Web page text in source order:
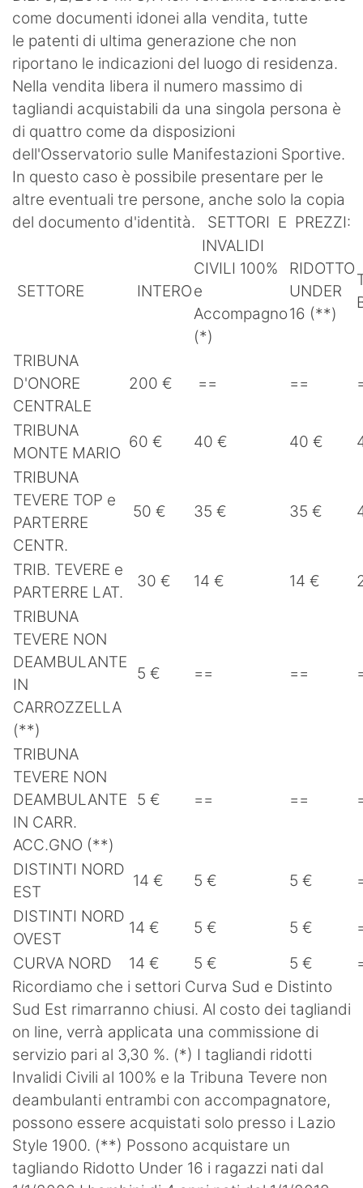
come documenti idonei alla vendita, tutte
le patenti di ultima generazione che non
riportano le indicazioni del luogo di residenza.
Nella vendita libera il numero massimo di
tagliandi acquistabili da una singola persona è
di quattro come da disposizioni
dell'Osservatorio sulle Manifestazioni Sportive.
In questo caso è possibile presentare per le
altre eventuali tre persone, anche solo la copia
del documento d'identità. SETTORI E PREZZI:
SETTORE INTERO
INVALIDI
CIVILI 100%
e
Accompagno
(*)
RIDOTTO
UNDER
16 (**)
TRIBUNA
D'ONORE
CENTRALE
200 € == ==
TRIBUNA
MONTE MARIO
60 € 40 € 40 €
TRIBUNA
TEVERE TOP e
PARTERRE
CENTR.
50 € 35 € 35 €
TRIB. TEVERE e
PARTERRE LAT.
30 € 14 € 14 €
TRIBUNA
TEVERE NON
DEAMBULANTE
IN
CARROZZELLA
(**)
5 € == ==
TRIBUNA
TEVERE NON
DEAMBULANTE
IN CARR.
ACC.GNO (**)
5 € == ==
DISTINTI NORD
EST
14 € 5 € 5 €
DISTINTI NORD
OVEST
14 € 5 € 5 €
CURVA NORD
14 € 5 € 5 €
Ricordiamo che i settori Curva Sud e Distinto
Sud Est rimarranno chiusi. Al costo dei tagliandi
on line, verrà applicata una commissione di
servizio pari al 3,30 %. (*) I tagliandi ridotti
Invalidi Civili al 100% e la Tribuna Tevere non
deambulanti entrambi con accompagnatore,
possono essere acquistati solo presso i Lazio
Style 1900. (**) Possono acquistare un
tagliando Ridotto Under 16 i ragazzi nati dal